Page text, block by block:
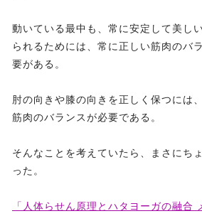
動いている最中も、常に安定して美し
られるためには、常に正しい筋肉のバ
要がある。
肘の向きや膝の向きを正しく保つには
筋肉のバランスが必要である。
そんなことを考えていたら、まさにち
った。
「人体らせん原理とハタヨーガの融合